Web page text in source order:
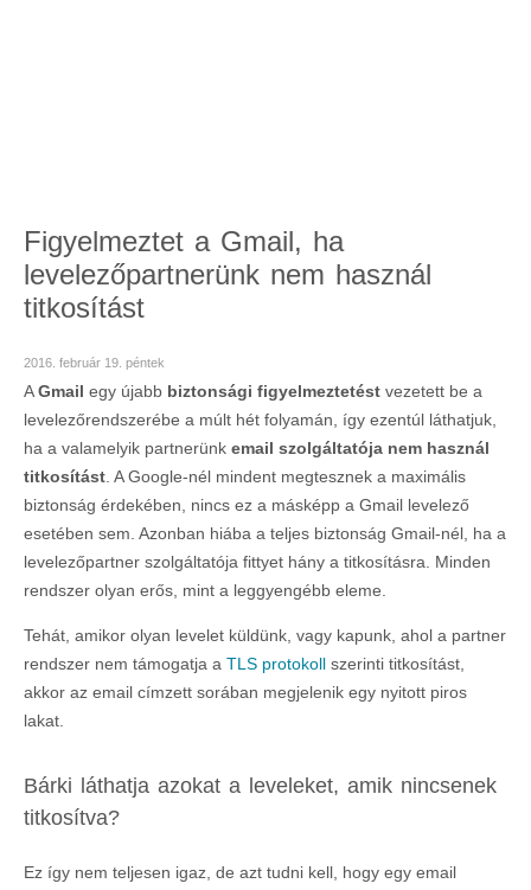
Figyelmeztet a Gmail, ha
levelezőpartnerünk nem használ
titkosítást
2016. február 19. péntek
AGmail egy újabb biztonsági figyelmeztetést vezetett be a
levelezőrendszerébe a múlt hét folyamán, így ezentúl láthatjuk,
ha a valamelyik partnerünk email szolgáltatója nem használ
titkosítást . A Google-nél mindent megtesznek a maximális
biztonság érdekében, nincs ez a másképp a Gmail levelező
esetében sem. Azonban hiába a teljes biztonság Gmail-nél, ha a
levelezőpartner szolgáltatója fittyet hány a titkosításra. Minden
rendszer olyan erős, mint a leggyengébb eleme.
Tehát, amikor olyan levelet küldünk, vagy kapunk, ahol a partner
rendszer nem támogatja a TLS protokoll szerinti titkosítást,
akkor az email címzett sorában megjelenik egy nyitott piros
lakat.
Bárki láthatja azokat a leveleket, amik nincsenek
titkosítva?
Ez így nem teljesen igaz, de azt tudni kell, hogy egy email